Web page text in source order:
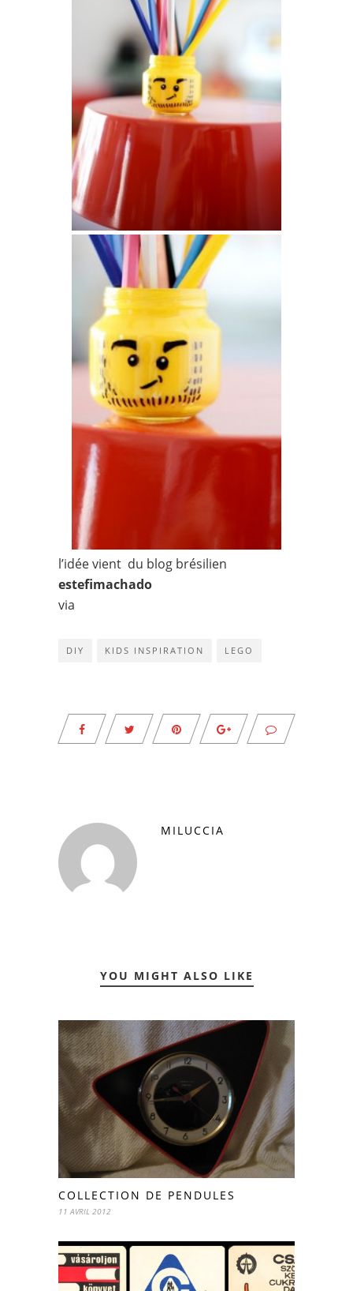
l’idée vient du blog brésilien
estefimachado
via
DIY KIDS INSPIRATION LEGO
MILUCCIA
YOU MIGHT ALSO LIKE
COLLECTION DE PENDULES
11 AVRIL 2012